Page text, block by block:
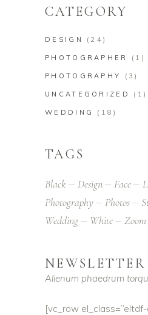
CATEGORY
DESIGN (24)
PHOTOGRAPHER (1)
PHOTOGRAPHY (3)
UNCATEGORIZED (1)
WEDDING (18)
TAGS
Black Design Face
Photography
Photos
Wedding
White Zoom
NEWSLETTER
Alienum phaedrum
[vc_row